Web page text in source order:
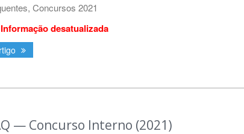
, Concursos 2021
desatualizada
— Concurso Interno (2021)